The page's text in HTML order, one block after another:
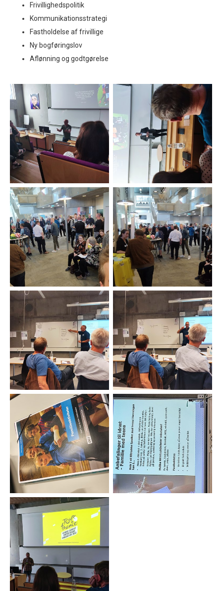
Frivillighedspolitik
Kommunikationsstrategi
Fastholdelse af frivillige
Ny bogføringslov
Aflønning og godtgørelse